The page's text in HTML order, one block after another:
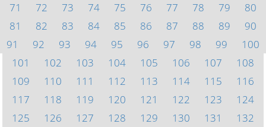
71
72 73 74 75 76 77 78 79
80
81
82 83 84 85 86 87 88 89
90
91
92 93 94 95 96 97 98 99
100
101
102 103 104 105 106 107
108
109
110 111 112 113 114 115
116
117
118 119 120 121 122 123
124
125
126 127 128 129 130 131
132